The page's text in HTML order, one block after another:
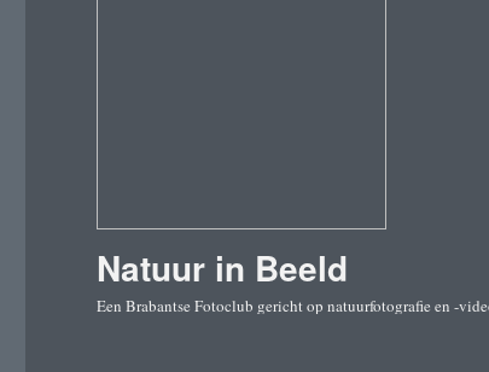
Natuur in Beeld
Een Brabantse Fotoclub gericht op natuurfotografie en -